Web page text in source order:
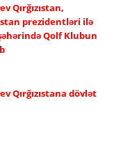
Qırğızıstan,
prezidentləri ilə
Qolf Klubun
Qırğızıstana dövlət